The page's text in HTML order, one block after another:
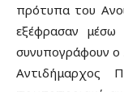
πρότυπα του
εξέφρασαν μέσω
συνυπογράφουν ο
Αντιδήμαρχος